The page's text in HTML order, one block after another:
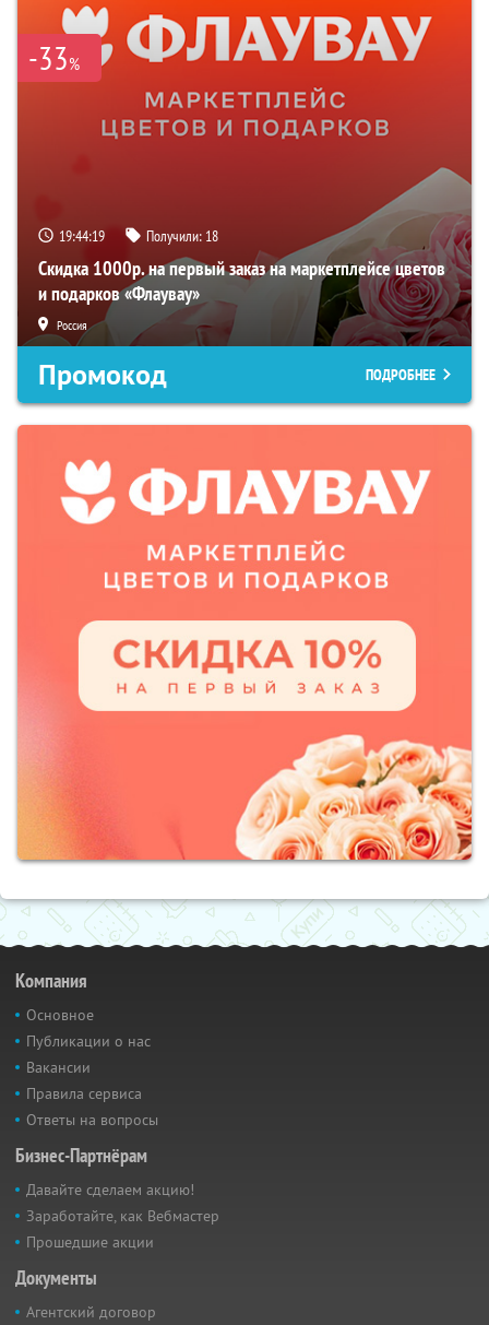
-33%
19:44:18 Получили: 18
Скидка 1000р. на первый заказ на маркетплейсе цветов
и подарков «Флаувау»
Россия
Промокод ПОДРОБНЕЕ
Компания
Основное
Публикации о нас
Вакансии
Правила сервиса
Ответы на вопросы
Бизнес-Партнёрам
Давайте сделаем акцию!
Заработайте, как Вебмастер
Прошедшие акции
Документы
Агентский договор